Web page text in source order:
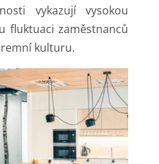
vykazují vysokou
fluktuaci zaměstnanců
kulturu.